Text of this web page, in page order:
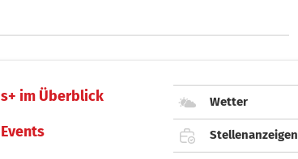
s+ im Überblick
Events
Wetter
Stellenanzeigen